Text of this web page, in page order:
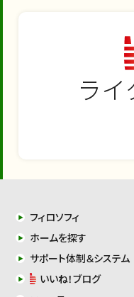
ラ
フィロソフィ
ホームを探す
サポート体制＆システム
いいね！ブログ